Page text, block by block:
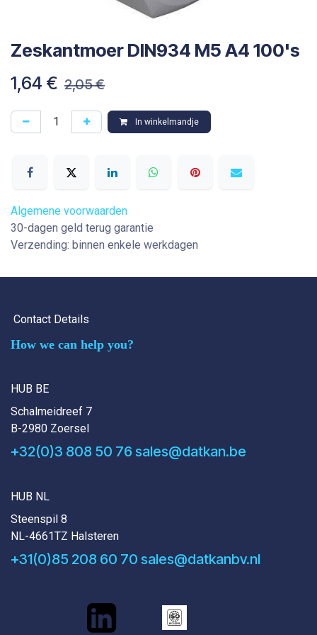
Zeskantmoer DIN934 M5 A4 100's
1,64 € 2,05€
In winkelmandje
Algemene voorwaarden
30-dagen geld terug garantie
Verzending: binnen enkele werkdagen
Contact Details
How we can help you?
HUB BE
Schalmeidreef 7
B-2980 Zoersel
+32(0)3 808 50 76 sales@datkan.be
HUB NL
Steenspil 8
NL-4661TZ Halsteren
+31(0)85 208 60 70 sales@datkanbv.nl